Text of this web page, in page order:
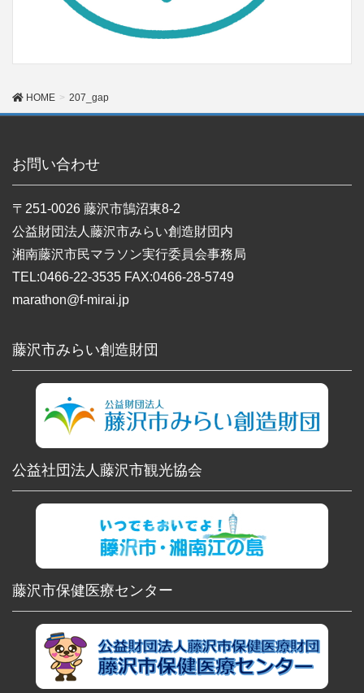
HOME 207_gap
お問い合わせ
〒251-0026 藤沢市鵠沼東8-2
公益財団法人藤沢市みらい創造財団内
湘南藤沢市民マラソン実行委員会事務局
TEL:0466-22-3535 FAX:0466-28-5749
marathon@f-mirai.jp
藤沢市みらい創造財団
公益社団法人藤沢市観光協会
藤沢市保健医療センター